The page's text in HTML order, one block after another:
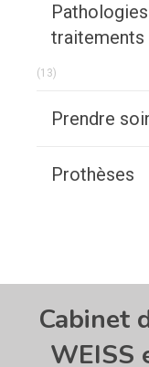
traitements
(13)
Prendre
Prothèses
Cabinet
WEISS